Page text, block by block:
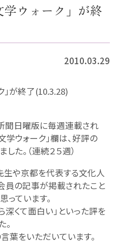
ウォーク」が終
2010.03.29
」が終了(10.3.28)
聞日曜版に毎週連載され
ウォーク」欄は、好評の
た。（連続２５週）
や京都を代表する文化人
員の記事が掲載されたこと
ています。
くて面白い」といった評を
葉をいただいています。